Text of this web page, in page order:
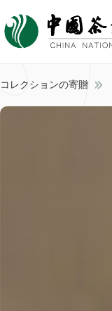
コレクションの寄贈